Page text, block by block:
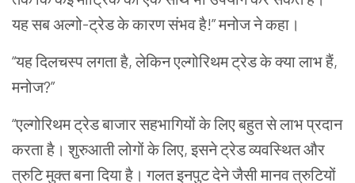
यह सब अल्गो-ट्रेड के कारण संभव है!” मनोज ने कहा।
“यह दिलचस्प लगता है, लेकिन एल्गोरिथम ट्रेड के क्या लाभ हैं,
मनोज?”
“एल्गोरिथम ट्रेड बाजार सहभागियों के लिए बहुत से लाभ प्रदान
करता है। शुरुआती लोगों के लिए, इसने ट्रेड व्यवस्थित और
त्रुटि मुक्त बना दिया है। गलत इनपुट देने जैसी मानव त्रुटियों